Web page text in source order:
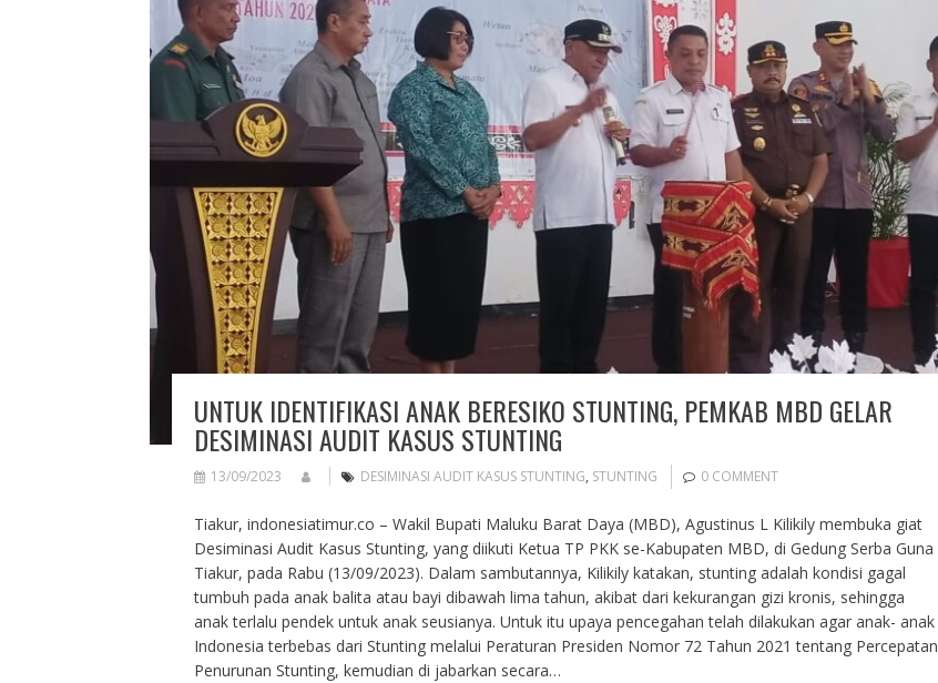
UNTUK IDENTIFIKASI ANAK BERESIKO STUNTING, PEMKAB MBD GELAR
DESIMINASI AUDIT KASUS STUNTING
13/09/2023 DESIMINASI AUDIT KASUS STUNTING, STUNTING 0 COMMENT
Tiakur, indonesiatimur.co – Wakil Bupati Maluku Barat Daya (MBD), Agustinus L Kilikily membuka giat
Desiminasi Audit Kasus Stunting, yang diikuti Ketua TP PKK se-Kabupaten MBD, di Gedung Serba Guna
Tiakur, pada Rabu (13/09/2023). Dalam sambutannya, Kilikily katakan, stunting adalah kondisi gagal
tumbuh pada anak balita atau bayi dibawah lima tahun, akibat dari kekurangan gizi kronis, sehingga
anak terlalu pendek untuk anak seusianya. Untuk itu upaya pencegahan telah dilakukan agar anak- anak
Indonesia terbebas dari Stunting melalui Peraturan Presiden Nomor 72 Tahun 2021 tentang Percepatan
Penurunan Stunting, kemudian di jabarkan secara…